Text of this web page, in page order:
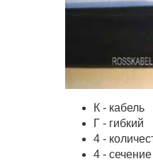
К - кабель
Г - гибкий
4 -
4 -